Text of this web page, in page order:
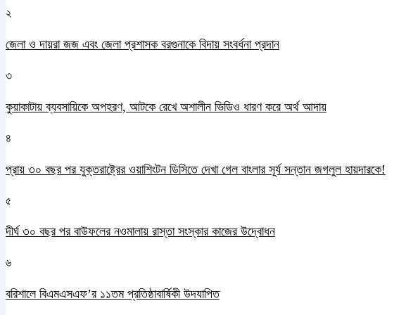
২
জেলা ও দায়রা জজ এবং জেলা প্রশাসক বরগুনাকে বিদায় সংবর্ধনা প্রদান
৩
কুয়াকাটায় ব্যবসায়িকে অপহরণ, আটকে রেখে অশালীন ভিডিও ধারণ করে অর্থ আদায়
৪
প্রায় ৩০ বছর পর যুক্তরাষ্ট্রের ওয়াশিংটন ডিসিতে দেখা গেল বাংলার সূর্য সন্তান জগলুল হায়দারকে!
৫
দীর্ঘ ৩০ বছর পর বাউফলের নওমালায় রাস্তা সংস্কার কাজের উদ্বোধন
৬
বরিশালে বিএমএসএফ’র ১১তম প্রতিষ্ঠাবার্ষিকী উদযাপিত